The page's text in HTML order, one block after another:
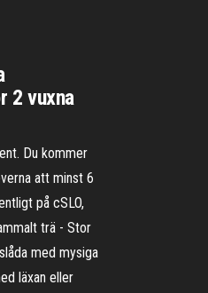
2 vuxna
Du kommer
att minst 6
på cSLO,
trä - Stor
med mysiga
läxan eller